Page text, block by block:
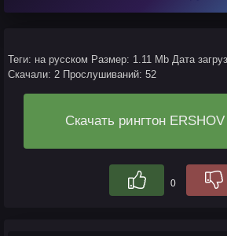
Теги: на русском Размер: 1.11 Mb Дата
Скачали: 2 Прослушиваний: 52
Скачать рингтон
0